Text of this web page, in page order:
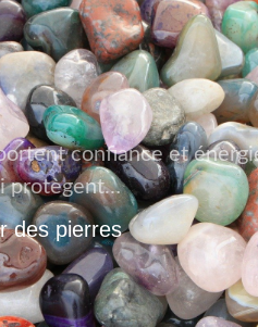
confiance et
protègent…
des pierres